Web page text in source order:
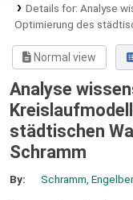
Details for: Analyse
Optimierung des
Normal view
Analyse
städtischen
Schramm
By: Schramm,